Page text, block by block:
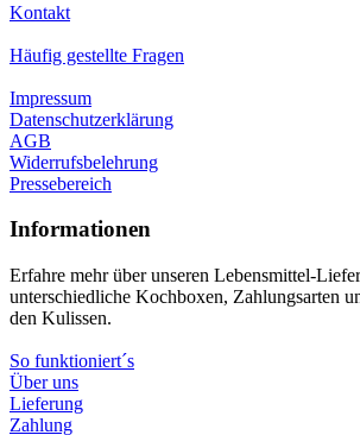
Kontakt
Häufig gestellte Fragen
Impressum
Datenschutzerklärung
AGB
Widerrufsbelehrung
Pressebereich
Informationen
Erfahre mehr über unseren Lebensmittel-
unterschiedliche Kochboxen, Zahlungsarten
den Kulissen.
So funktioniert´s
Über uns
Lieferung
Zahlung